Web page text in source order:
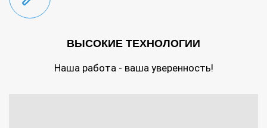
ВЫСОКИЕ ТЕХНОЛОГИИ
Наша работа - ваша уверенность!